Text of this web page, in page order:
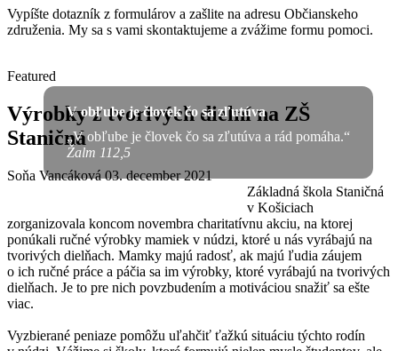
Vypíšte dotazník z formulárov a zašlite na adresu Občianskeho
združenia. My sa s vami skontaktujeme a zvážime formu pomoci.
V obľube je človek čo sa zľutúva
„V obľube je človek čo sa zľutúva a rád pomáha.“
Žalm 112,5
Featured
Výrobky z tvorivých dielní na ZŠ
Staničná
Soňa Vancáková 03. december 2021
Základná škola Staničná
v Košiciach
zorganizovala koncom novembra charitatívnu akciu, na ktorej
ponúkali ručné výrobky mamiek v núdzi, ktoré u nás vyrábajú na
tvorivých dielňach. Mamky majú radosť, ak majú ľudia záujem
o ich ručné práce a páčia sa im výrobky, ktoré vyrábajú na tvorivých
dielňach. Je to pre nich povzbudením a motiváciou snažiť sa ešte
viac.
Vyzbierané peniaze pomôžu uľahčiť ťažkú situáciu týchto rodín